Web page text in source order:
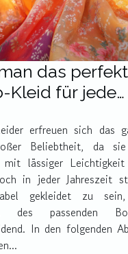
das
Kleid für jede
erfreuen sich das
Beliebtheit, da
mit lässiger Leichtigkeit
in jeder Jahreszeit
gekleidet zu
des passenden
In den folgenden